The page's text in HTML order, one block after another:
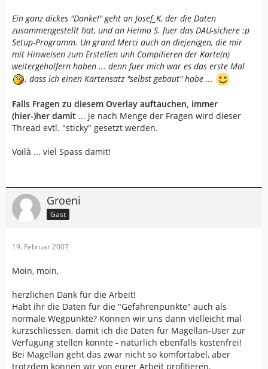
Ein ganz dickes "Danke!" geht an Josef_K, der die Daten
zusammengestellt hat, und an Heimo S. fuer das DAU-sichere :p
Setup-Programm. Un grand Merci auch an diejenigen, die mir
mit Hinweisen zum Erstellen unh Compilieren der Karte(n)
weitergeholfern haben ... denn fuer mich war es das erste Mal
, dass ich einen Kartensatz "selbst gebaut" habe ...
Falls Fragen zu diesem Overlay auftauchen, immer
(hier-)her damit ... je nach Menge der Fragen wird dieser
Thread evtl. "sticky" gesetzt werden.
Voilà ... viel Spass damit!
Groeni
Gast
19. Februar 2007
Moin, moin,
herzlichen Dank für die Arbeit!
Habt ihr die Daten für die "Gefahrenpunkte" auch als
normale Wegpunkte? Können wir uns dann vielleicht mal
kurzschliessen, damit ich die Daten für Magellan-User zur
Verfügung stellen könnte - natürlich ebenfalls kostenfrei!
Bei Magellan geht das zwar nicht so komfortabel, aber
trotzdem können wir von eurer Arbeit profitieren.